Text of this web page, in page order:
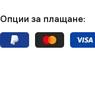
Опции за плащане: